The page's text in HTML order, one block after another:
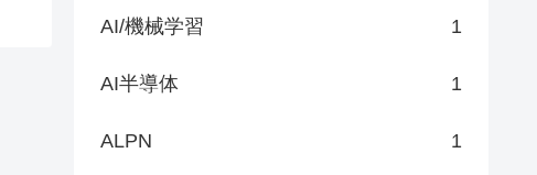
AI/機械学習 1
AI半導体 1
ALPN 1